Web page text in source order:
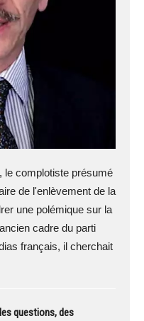
le complotiste présumé
de l'enlèvement de la
une polémique sur la
cadre du parti
français, il cherchait
questions, des